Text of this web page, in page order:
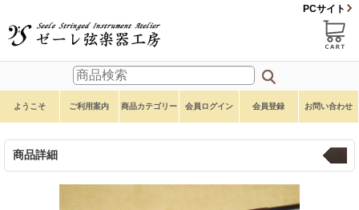
PCサイト
ようこそ ご利用案内 商品カテゴリー 会員ログイン 会員登録 お問い合わせ
商品詳細